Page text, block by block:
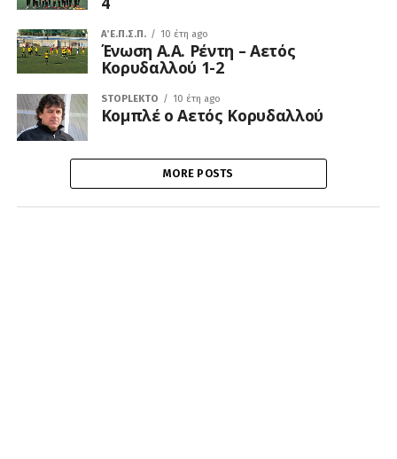
Α΄ Ε.Π.Σ.Π. 10 έτη ago
Ένωση Α.Α. Ρέντη – Αετός
Κορυδαλλού 1-2
STOPLEKTO 10 έτη ago
Κομπλέ ο Αετός Κορυδαλλού
MORE POSTS